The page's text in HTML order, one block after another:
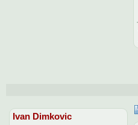
Ivan Dimkovic